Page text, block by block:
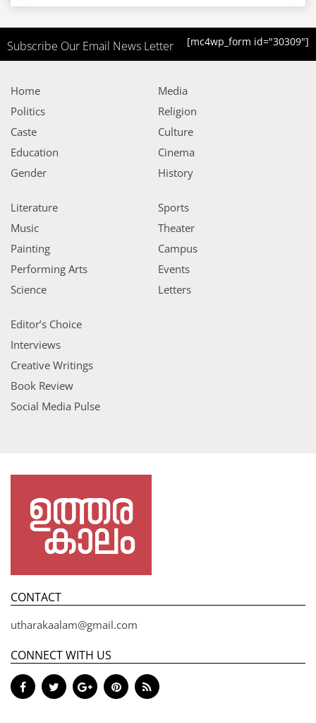
Subscribe Our Email News Letter [mc4wp_form id="30309"]
Home
Politics
Caste
Education
Gender
Media
Religion
Culture
Cinema
History
Literature
Music
Painting
Performing Arts
Science
Sports
Theater
Campus
Events
Letters
Editor’s Choice
Interviews
Creative Writings
Book Review
Social Media Pulse
CONTACT
utharakaalam@gmail.com
CONNECT WITH US